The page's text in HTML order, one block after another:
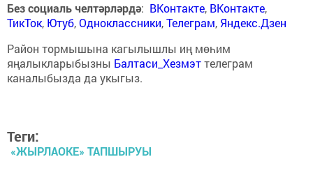
Без социаль челтәрләрдә: ВКонтакте, ВКонтакте,
ТикТок, Ютуб,Одноклассники,Телеграм, Яндекс.Дзен
Район тормышына кагылышлы иң мөһим
яңалыкларыбызны Балтаси_Хезмэттелеграм
каналыбызда да укыгыз.
Теги:
«ЖЫРЛАОКЕ» ТАПШЫРУЫ